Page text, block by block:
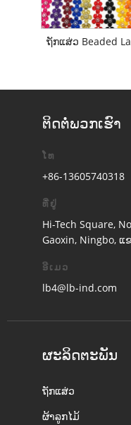
ຖັກແສ່ວ Beaded
ຕິດ​ຕໍ່​ພວກ​ເຮົາ
ໂທ
+86-13605740318
ທີ່ຢູ່
Hi-Tech Square,
Gaoxin, Ningbo, ແ
ອີເມວ
lb4@lb-ind.com
ຜະລິດຕະພັນ
ຖັກແສ່ວ
ຜ້າລູກໄມ້